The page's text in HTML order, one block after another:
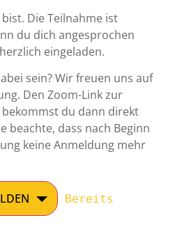
Die Teilnahme ist
du dich angesprochen
eingeladen.
sein? Wir freuen uns auf
Den Zoom-Link zur
du dann direkt
beachte, dass nach Beginn
keine Anmeldung mehr
Bereits